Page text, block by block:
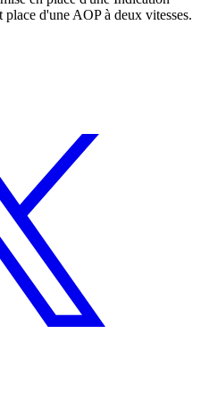
d'une AOP à deux vitesses.